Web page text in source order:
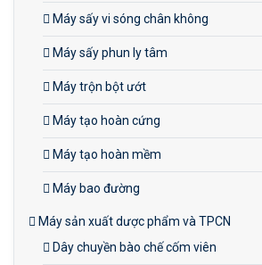
Máy sấy vi sóng chân không
Máy sấy phun ly tâm
Máy trộn bột ướt
Máy tạo hoàn cứng
Máy tạo hoàn mềm
Máy bao đường
Máy sản xuất dược phẩm và TPCN
Dây chuyền bào chế cốm viên